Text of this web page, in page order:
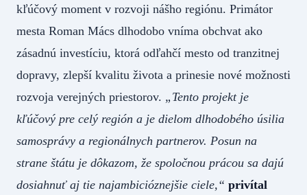
kľúčový moment v rozvoji nášho regiónu. Primátor
mesta Roman Mács dlhodobo vníma obchvat ako
zásadnú investíciu, ktorá odľahčí mesto od tranzitnej
dopravy, zlepší kvalitu života a prinesie nové možnosti
rozvoja verejných priestorov. „Tento projekt je
kľúčový pre celý región a je dielom dlhodobého úsilia
samosprávy a regionálnych partnerov. Posun na
strane štátu je dôkazom, že spoločnou prácou sa dajú
dosiahnuť aj tie najambicióznejšie ciele,“ privítal